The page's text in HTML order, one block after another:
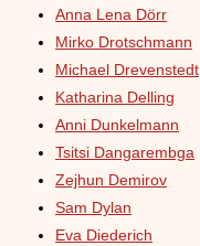
Anna Lena Dörr
Mirko Drotschmann
Michael Drevenstedt
Katharina Delling
Anni Dunkelmann
Tsitsi Dangarembga
Zejhun Demirov
Sam Dylan
Eva Diederich